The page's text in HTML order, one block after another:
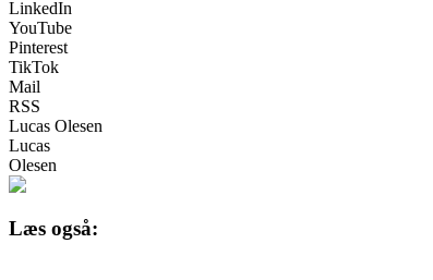
LinkedIn
YouTube
Pinterest
TikTok
Mail
RSS
Lucas Olesen
Lucas
Olesen
Læs også: